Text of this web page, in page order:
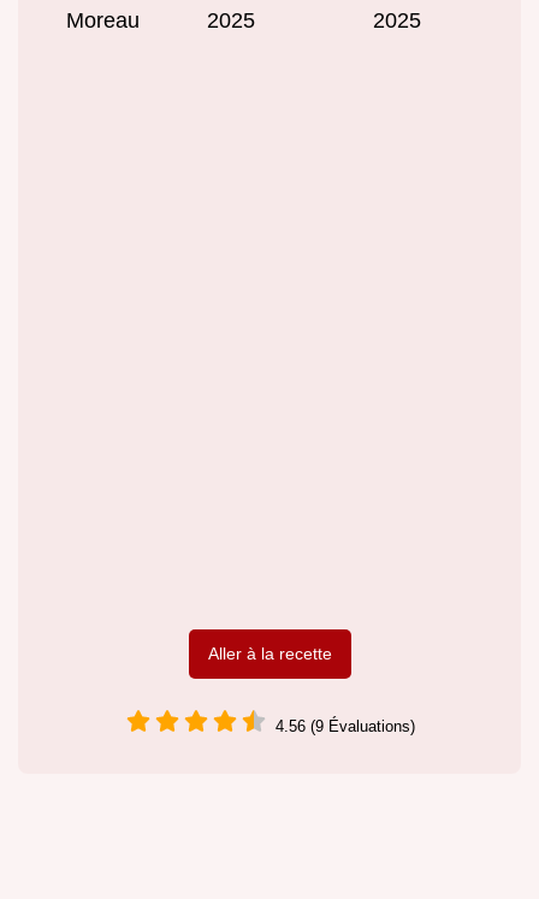
Moreau
2025
2025
Aller à la recette
4.56 (9 Évaluations)